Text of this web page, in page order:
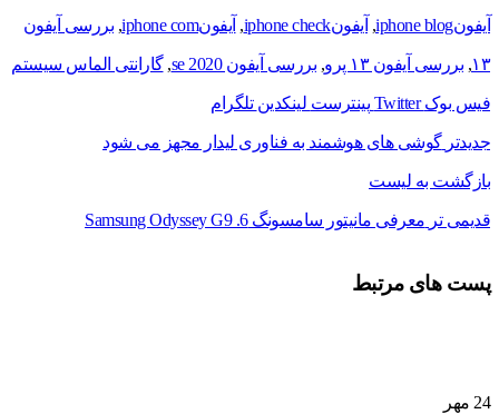
آیفونiphone blog , آیفونiphone check , آیفونiphone com , بررسی آیفون
۱۳, بررسی آیفون ۱۳ پرو , بررسی آیفون se 2020 ,گارانتی الماس سیستم
فیس بوک Twitter پینترست لینکدین تلگرام
جدیدتر گوشی های هوشمند به فناوری لیدار مجهز می شود
بازگشت به لیست
قدیمی تر معرفی مانیتور سامسونگ 6. Samsung Odyssey G9
پست های مرتبط
24 مهر